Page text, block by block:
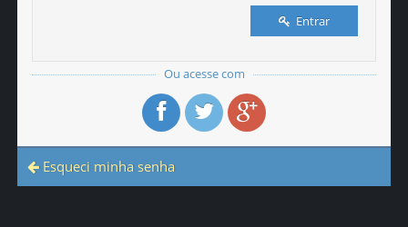
Entrar
Ou acesse com
Esqueci minha senha